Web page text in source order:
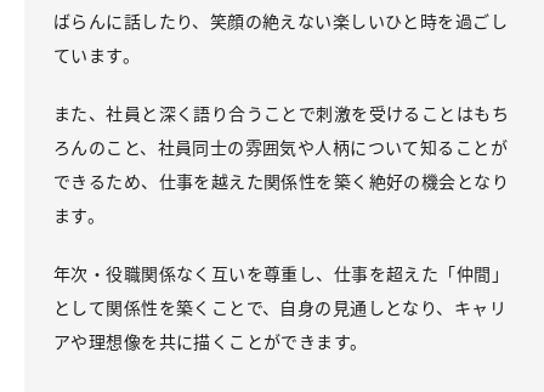
ばらんに話したり、笑顔の絶えない楽しいひと時を過ごし
ています。
また、社員と深く語り合うことで刺激を受けることはもち
ろんのこと、社員同士の雰囲気や人柄について知ることが
できるため、仕事を越えた関係性を築く絶好の機会となり
ます。
年次・役職関係なく互いを尊重し、仕事を超えた「仲間」
として関係性を築くことで、自身の見通しとなり、キャリ
アや理想像を共に描くことができます。